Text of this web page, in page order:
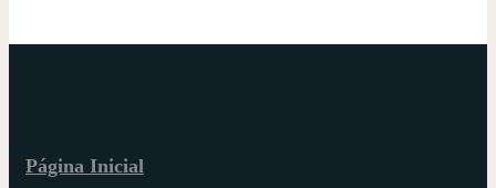
Página Inicial